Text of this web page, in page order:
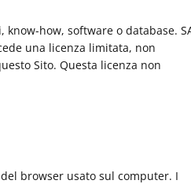
how, software o database.
una licenza limitata, non
Sito. Questa licenza non
browser usato sul computer. I